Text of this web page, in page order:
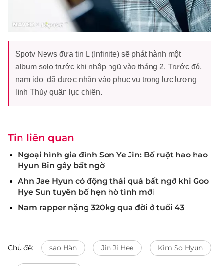
Spotv News đưa tin L (Infinite) sẽ phát hành một
album solo trước khi nhập ngũ vào tháng 2. Trước đó,
nam idol đã được nhận vào phục vụ trong lực lượng
lính Thủy quân lục chiến.
Tin liên quan
Ngoại hình gia đình Son Ye Jin: Bố ruột hao hao
Hyun Bin gây bất ngờ
Ahn Jae Hyun có động thái quá bất ngờ khi Goo
Hye Sun tuyên bố hẹn hò tình mới
Nam rapper nặng 320kg qua đời ở tuổi 43
Chủ đề: sao Hàn Jin Ji Hee Kim So Hyun